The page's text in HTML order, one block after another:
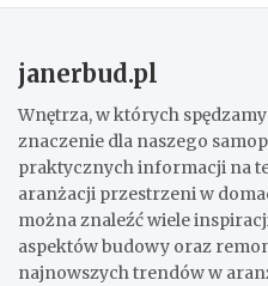
janerbud.pl
Wnętrza, w których
znaczenie dla naszego
praktycznych informacji na
aranżacji przestrzeni w
można znaleźć wiele
aspektów budowy oraz
najnowszych trendów w